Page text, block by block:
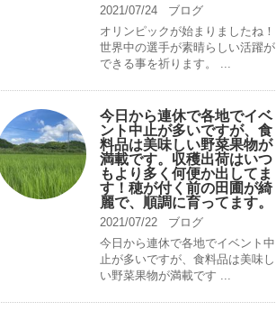
2021/07/24
ブログ
オリンピックが始まりましたね！
世界中の選手が素晴らしい活躍が
できる事を祈ります。 ...
今日から連休で各地でイベ
ント中止が多いですが、食
料品は美味しい野菜果物が
満載です。収穫出荷はいつ
もより多く何便か出してま
す！穂が付く前の田圃が綺
麗で、順調に育ってます。
2021/07/22
ブログ
今日から連休で各地でイベント中
止が多いですが、食料品は美味し
い野菜果物が満載です ...